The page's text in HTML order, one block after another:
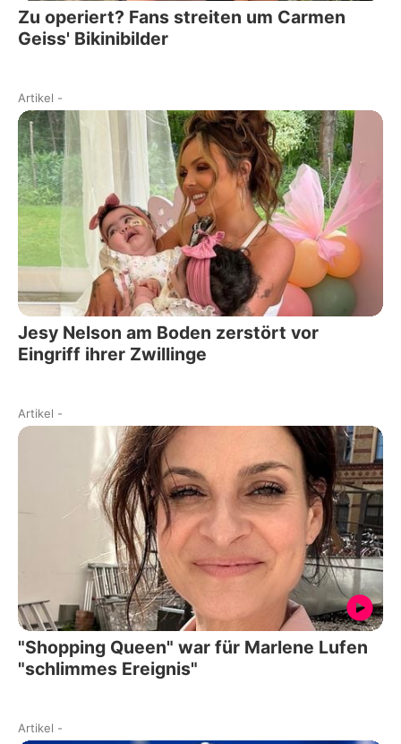
Zu operiert? Fans streiten um Carmen
Geiss' Bikinibilder
Artikel -
Jesy Nelson am Boden zerstört vor
Eingriff ihrer Zwillinge
Artikel -
"Shopping Queen" war für Marlene Lufen
"schlimmes Ereignis"
Artikel -